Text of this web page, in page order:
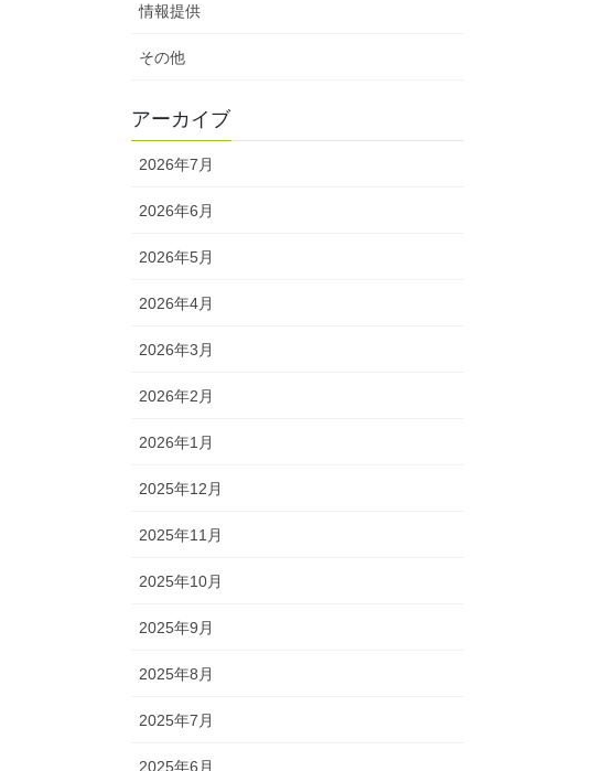
情報提供
その他
アーカイブ
2026年7月
2026年6月
2026年5月
2026年4月
2026年3月
2026年2月
2026年1月
2025年12月
2025年11月
2025年10月
2025年9月
2025年8月
2025年7月
2025年6月